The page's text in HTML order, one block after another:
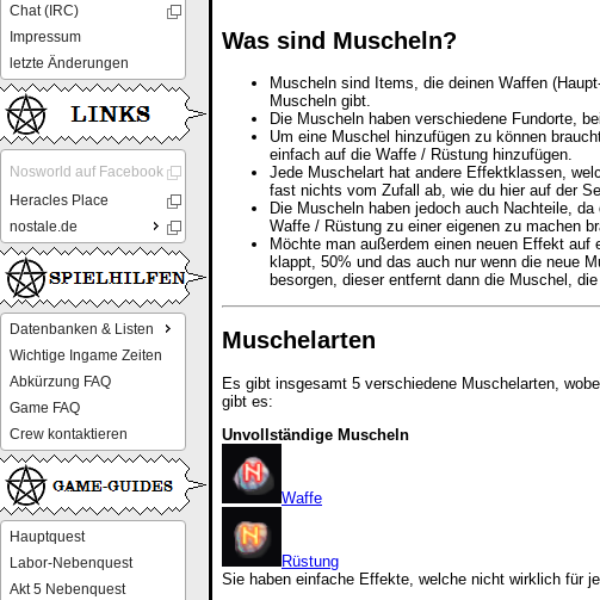
Chat (IRC)
Impressum
letzte Änderungen
Nosworld auf Facebook
Heracles Place
nostale.de
Datenbanken & Listen
Wichtige Ingame Zeiten
Abkürzung FAQ
Game FAQ
Crew kontaktieren
Hauptquest
Labor-Nebenquest
Akt 5 Nebenquest
Was sind Muscheln?
Muscheln sind Items, die deinen Waffen
Muscheln gibt.
Die Muscheln haben verschiedene Fundorte,
Um eine Muschel hinzufügen zu können
einfach auf die Waffe / Rüstung hinzufügen.
Jede Muschelart hat andere Effektklassen,
fast nichts vom Zufall ab, wie du hier auf der
Die Muscheln haben jedoch auch Nachteile,
Waffe / Rüstung zu einer eigenen zu machen
Möchte man außerdem einen neuen Effekt
klappt, 50% und das auch nur wenn die neue
besorgen, dieser entfernt dann die Muschel,
Muschelarten
Es gibt insgesamt 5 verschiedene Muschelarten,
gibt es:
Unvollständige Muscheln
Waffe
Rüstung
Sie haben einfache Effekte, welche nicht wirklich für